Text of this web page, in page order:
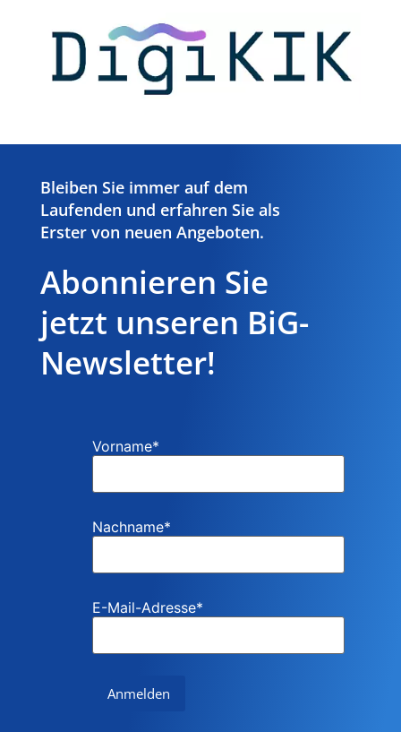
Bleiben Sie immer auf dem
Laufenden und erfahren Sie als
Erster von neuen Angeboten.
Abonnieren Sie
jetzt unseren BiG-
Newsletter!
Vorname*
Nachname*
E-Mail-Adresse*